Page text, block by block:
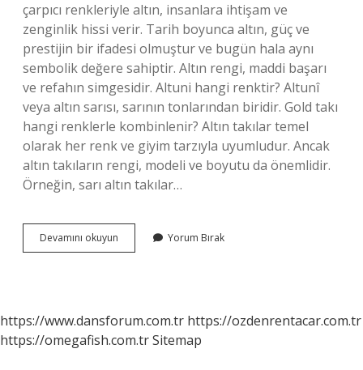
çarpıcı renkleriyle altın, insanlara ihtişam ve
zenginlik hissi verir. Tarih boyunca altın, güç ve
prestijin bir ifadesi olmuştur ve bugün hala aynı
sembolik değere sahiptir. Altın rengi, maddi başarı
ve refahın simgesidir. Altuni hangi renktir? Altunî
veya altın sarısı, sarının tonlarından biridir. Gold takı
hangi renklerle kombinlenir? Altın takılar temel
olarak her renk ve giyim tarzıyla uyumludur. Ancak
altın takıların rengi, modeli ve boyutu da önemlidir.
Örneğin, sarı altın takılar…
Devamını okuyun
Rengi
Yorum Bırak
https://www.dansforum.com.tr https://ozdenrentacar.com.tr
https://omegafish.com.trSitemap